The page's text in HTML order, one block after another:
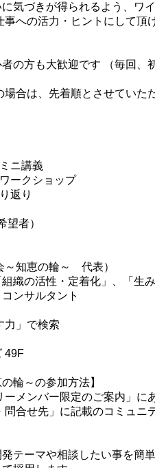
気づきが得られるよう、ワ
事への活力・ヒントにして頂
の方も大歓迎です （毎回、
合は、先着順とさせていた
ニ講義
ークショップ
返り
者）
～知恵の輪～ 代表）
織の活性・定着化」、「生
ンサルタント
力」で検索
49F
輪～の参加方法】
ーメンバー限定のご案内」に
問合せ先」に記載のコミュニ
テーマや相談したい事を簡